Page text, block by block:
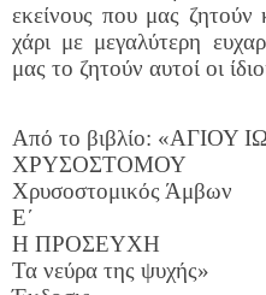
εκείνους που μας ζητούν
χάρι με μεγαλύτερη
μας το ζητούν αυτοί οι
Από το βιβλίο:
ΧΡΥΣΟΣΤΟΜΟΥ
Χρυσοστομικός Άμβων
Ε΄
Η ΠΡΟΣΕΥΧΗ
Τα νεύρα της ψυχής»